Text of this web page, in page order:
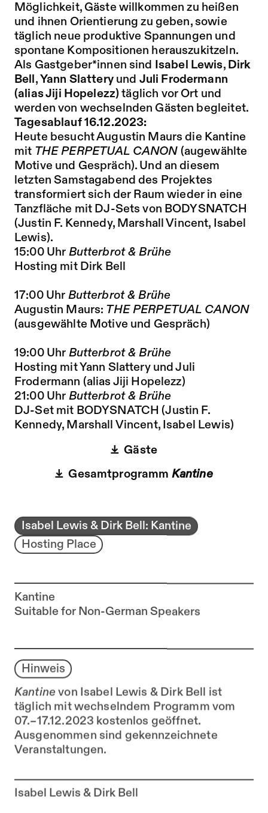
Isabel Lewis & Dirk Bell: Kantine
Hosting Place
Kantine
Suitable for Non-German Speakers
Hinweis
Kantine von Isabel Lewis & Dirk Bell ist
täglich mit wechselndem Programm vom
07.–17.12.2023 kostenlos geöffnet.
Ausgenommen sind gekennzeichnete
Veranstaltungen.
Zur Künstler*in-Seite von
Isabel Lewis & Dirk Bell
Möglichkeit, Gäste willkommen zu heißen
und ihnen Orientierung zu geben, sowie
täglich neue produktive Spannungen und
spontane Kompositionen herauszukitzeln.
Als Gastgeber*innen sind Isabel Lewis, Dirk
Bell, Yann Slatteryund Juli Frodermann
(alias Jiji Hopelezz) täglich vor Ort und
werden von wechselnden Gästen begleitet.
Tagesablauf 16.12.2023:
Heute besucht Augustin Maurs die Kantine
mit THE PERPETUAL CANON (augewählte
Motive und Gespräch). Und an diesem
letzten Samstagabend des Projektes
transformiert sich der Raum wieder in eine
Tanzfläche mit DJ-Sets von BODYSNATCH
(Justin F. Kennedy, Marshall Vincent, Isabel
Lewis).
15:00 Uhr Butterbrot & Brühe
Hosting mit Dirk Bell
17:00 Uhr Butterbrot & Brühe
Augustin Maurs: THE PERPETUAL CANON
(ausgewählte Motive und Gespräch)
19:00 Uhr Butterbrot & Brühe
Hosting mit Yann Slattery und Juli
Frodermann (alias Jiji Hopelezz)
21:00 Uhr Butterbrot & Brühe
DJ-Set mit BODYSNATCH (Justin F.
Kennedy, Marshall Vincent, Isabel Lewis)
Gäste
Gesamtprogramm Kantine